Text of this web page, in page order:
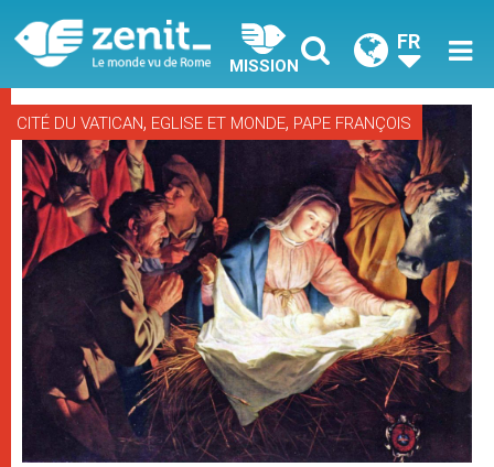
MISSION
FR
CITÉ DU VATICAN, EGLISE ET MONDE, PAPE FRANÇOIS